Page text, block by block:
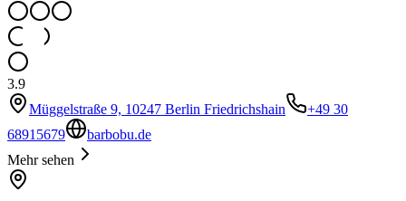
3.9
Müggelstraße 9, 10247 Berlin Friedrichshain
+49 30
68915679
barbobu.de
Mehr sehen